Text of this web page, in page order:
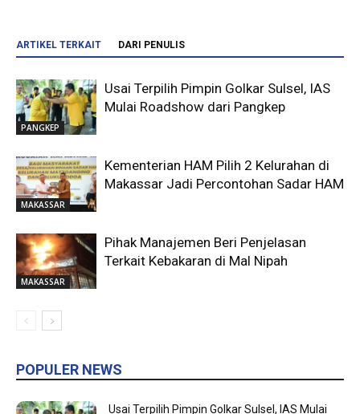
ARTIKEL TERKAIT DARI PENULIS
PANGKEP
Usai Terpilih Pimpin Golkar Sulsel, IAS
Mulai Roadshow dari Pangkep
MAKASSAR
Kementerian HAM Pilih 2 Kelurahan di
Makassar Jadi Percontohan Sadar HAM
MAKASSAR
Pihak Manajemen Beri Penjelasan
Terkait Kebakaran di Mal Nipah
POPULER NEWS
Usai Terpilih Pimpin Golkar Sulsel, IAS Mulai